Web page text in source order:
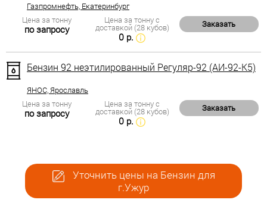
Газпромнефть, Екатеринбург
Цена за тонну
по запросу
Цена за тонну с
доставкой (28 кубов)
0 р.
Заказать
Бензин 92 неэтилированный Регуляр-92 (АИ-92-К5)
ЯНОС, Ярославль
Цена за тонну
по запросу
Цена за тонну с
доставкой (28 кубов)
0 р.
Заказать
Уточнить цены на Бензин для
г.Ужур